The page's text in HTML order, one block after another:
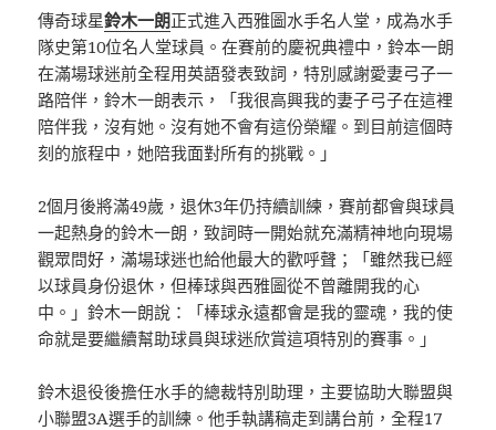
傳奇球星鈴木一朗正式進入西雅圖水手名人堂，成為水手
隊史第10位名人堂球員。在賽前的慶祝典禮中，鈴本一朗
在滿場球迷前全程用英語發表致詞，特別感謝愛妻弓子一
路陪伴，鈴木一朗表示，「我很高興我的妻子弓子在這裡
陪伴我，沒有她。沒有她不會有這份榮耀。到目前這個時
刻的旅程中，她陪我面對所有的挑戰。」
2個月後將滿49歲，退休3年仍持續訓練，賽前都會與球員
一起熱身的鈴木一朗，致詞時一開始就充滿精神地向現場
觀眾問好，滿場球迷也給他最大的歡呼聲；「雖然我已經
以球員身份退休，但棒球與西雅圖從不曾離開我的心
中。」鈴木一朗說：「棒球永遠都會是我的靈魂，我的使
命就是要繼續幫助球員與球迷欣賞這項特別的賽事。」
鈴木退役後擔任水手的總裁特別助理，主要協助大聯盟與
小聯盟3A選手的訓練。他手執講稿走到講台前，全程17